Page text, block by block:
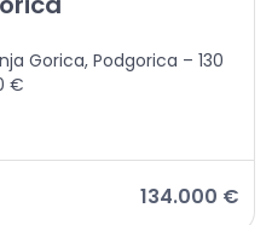
Gorica, Podgorica – 130
€
134.000 €